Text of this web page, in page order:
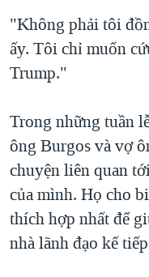
"Không phải tôi
ấy. Tôi chỉ muốn
Trump."
Trong những tuần
ông Burgos và vợ
chuyện liên quan
của mình. Họ cho
thích hợp nhất để
nhà lãnh đạo kế